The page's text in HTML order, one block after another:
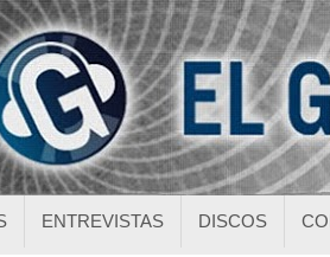
ENTREVISTAS DISCOS